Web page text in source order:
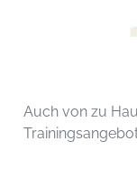
Auch von zu